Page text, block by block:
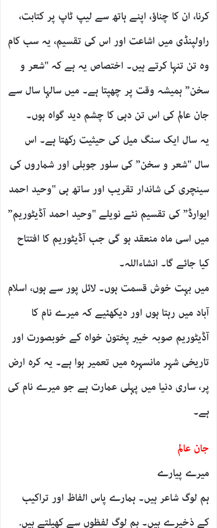
کرنا، ان کا چناؤ، اپنے ہاتھ سے لیپ ٹاپ پر کتابت،
راولپنڈی میں اشاعت اور اس کی تقسیم، یہ سب کام
وہ تن تنہا کرتے ہیں۔ اختصاص یہ ہے کہ "شعر و
سخن” ہمیشہ وقت پر چھپتا ہے۔ میں سالہا سال سے
جان عالم کی اس تن دہی کا چشم دید گواہ ہوں۔
یہ سال ایک سنگ میل کی حیثیت رکھتا ہے۔ اس
سال "شعر و سخن” کی سلور جوبلی اور شماروں کی
سینچری کی شاندار تقریب اور ساتھ ہی "وحید احمد
ایوارڈ” کی تقسیم نئے نویلے "وحید احمد آڈیٹوریم”
میں اسی ماہ منعقد ہو گی جب آڈیٹوریم کا افتتاح
کیا جائے گا۔ انشاءاللہ۔
میں بہت خوش قسمت ہوں۔ لائل پور سے ہوں، اسلام
آباد میں رہتا ہوں اور دیکھئیے کہ میرے نام کا
آڈیٹوریم صوبہ خیبر پختون خواہ کے خوبصورت اور
تاریخی شہر مانسہرہ میں تعمیر ہوا ہے۔ یہ کرہ ارض
پر، ساری دنیا میں پہلی عمارت ہے جو میرے نام کی
ہے۔
جان عالم
میرے پیارے
ہم لوگ شاعر ہیں۔ ہمارے پاس الفاظ اور تراکیب
کے ذخیرے ہیں۔ ہم لوگ لفظوں سےکھیلتے ہیں.